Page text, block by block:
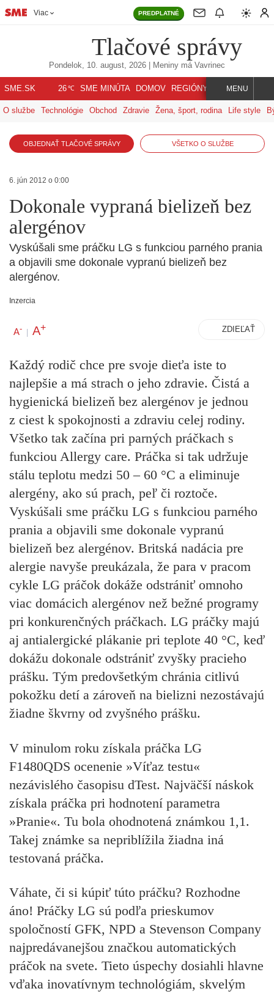
Viac PREDPLATNÉ
Tlačové správy
Pondelok, 10. august, 2026 | Meniny má Vavrinec
SME.SK 26℃ SME MINÚTA DOMOV REGIÓNY INDEX SVET
MENU
O službe Technológie Obchod Zdravie Žena, šport, rodina Life style
OBJEDNAŤ TLAČOVÉ SPRÁVY VŠETKO O SLUŽBE
6. jún 2012 o 0:00
Dokonale vypraná bielizeň bez
alergénov
Vyskúšali sme práčku LG s funkciou parného prania
a objavili sme dokonale vypranú bielizeň bez
alergénov.
Inzercia
A- | A+ ZDIEĽAŤ
Každý rodič chce pre svoje dieťa iste to
najlepšie a má strach o jeho zdravie. Čistá a
hygienická bielizeň bez alergénov je jednou
z ciest k spokojnosti a zdraviu celej rodiny.
Všetko tak začína pri parných práčkach s
funkciou Allergy care. Práčka si tak udržuje
stálu teplotu medzi 50 – 60 °C a eliminuje
alergény, ako sú prach, peľ či roztoče.
Vyskúšali sme práčku LG s funkciou parného
prania a objavili sme dokonale vypranú
bielizeň bez alergénov. Britská nadácia pre
alergie navyše preukázala, že para v pracom
cykle LG práčok dokáže odstrániť omnoho
viac domácich alergénov než bežné programy
pri konkurenčných práčkach. LG práčky majú
aj antialergické plákanie pri teplote 40 °C, keď
dokážu dokonale odstrániť zvyšky pracieho
prášku. Tým predovšetkým chránia citlivú
pokožku detí a zároveň na bielizni nezostávajú
žiadne škvrny od zvyšného prášku.
V minulom roku získala práčka LG
F1480QDS ocenenie »Víťaz testu«
nezávislého časopisu dTest. Najväčší náskok
získala práčka pri hodnotení parametra
»Pranie«. Tu bola ohodnotená známkou 1,1.
Takej známke sa nepriblížila žiadna iná
testovaná práčka.
Váhate, či si kúpiť túto práčku? Rozhodne
áno! Práčky LG sú podľa prieskumov
spoločností GFK, NPD a Stevenson Company
najpredávanejšou značkou automatických
práčok na svete. Tieto úspechy dosiahli hlavne
vďaka inovatívnym technológiám, skvelým